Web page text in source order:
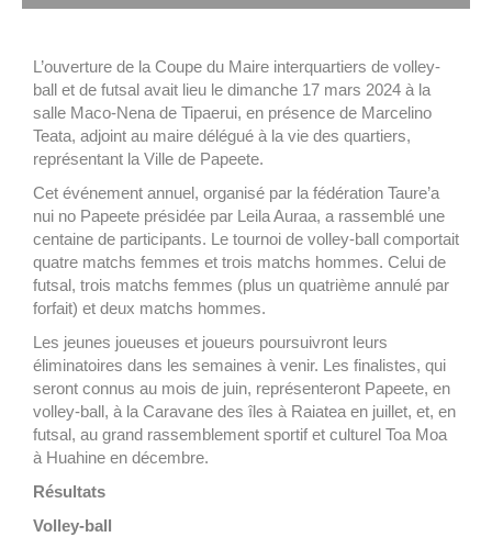
L’ouverture de la Coupe du Maire interquartiers de volley-
ball et de futsal avait lieu le dimanche 17 mars 2024 à la
salle Maco-Nena de Tipaerui, en présence de Marcelino
Teata, adjoint au maire délégué à la vie des quartiers,
représentant la Ville de Papeete.
Cet événement annuel, organisé par la fédération Taure’a
nui no Papeete présidée par Leila Auraa, a rassemblé une
centaine de participants. Le tournoi de volley-ball comportait
quatre matchs femmes et trois matchs hommes. Celui de
futsal, trois matchs femmes (plus un quatrième annulé par
forfait) et deux matchs hommes.
Les jeunes joueuses et joueurs poursuivront leurs
éliminatoires dans les semaines à venir. Les finalistes, qui
seront connus au mois de juin, représenteront Papeete, en
volley-ball, à la Caravane des îles à Raiatea en juillet, et, en
futsal, au grand rassemblement sportif et culturel Toa Moa
à Huahine en décembre.
Résultats
Volley-ball